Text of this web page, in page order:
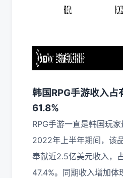
韩国RPG手游收入占
61.8%
RPG手游一直是韩国玩家
2022年上半年期间，该
奉献近2.5亿美元收入，
47.4%。同期收入增加体